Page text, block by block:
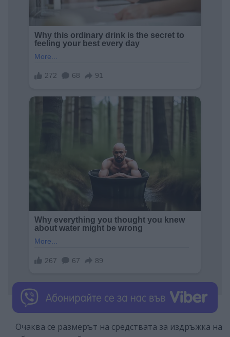
Очаква се размерът на средствата за издръжка на